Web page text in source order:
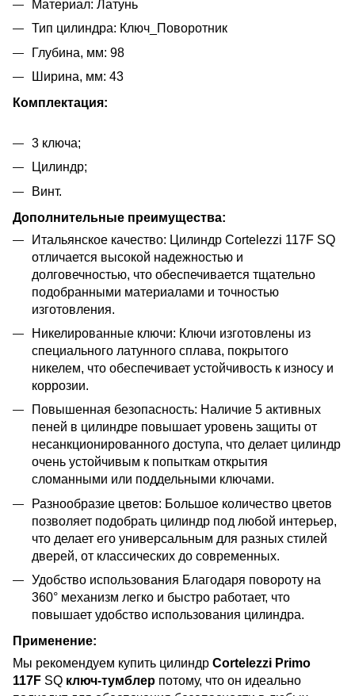
Материал: Латунь
Тип цилиндра: Ключ_Поворотник
Глубина, мм: 98
Ширина, мм: 43
Комплектация:
3 ключа;
Цилиндр;
Винт.
Дополнительные преимущества:
Итальянское качество: Цилиндр Cortelezzi 117F SQ
отличается высокой надежностью и
долговечностью, что обеспечивается тщательно
подобранными материалами и точностью
изготовления.
Никелированные ключи: Ключи изготовлены из
специального латунного сплава, покрытого
никелем, что обеспечивает устойчивость к износу и
коррозии.
Повышенная безопасность: Наличие 5 активных
пеней в цилиндре повышает уровень защиты от
несанкционированного доступа, что делает цилиндр
очень устойчивым к попыткам открытия
сломанными или поддельными ключами.
Разнообразие цветов: Большое количество цветов
позволяет подобрать цилиндр под любой интерьер,
что делает его универсальным для разных стилей
дверей, от классических до современных.
Удобство использования Благодаря повороту на
360° механизм легко и быстро работает, что
повышает удобство использования цилиндра.
Применение:
Мы рекомендуем купить цилиндр Cortelezzi Primo
117F SQ ключ-тумблер потому, что он идеально